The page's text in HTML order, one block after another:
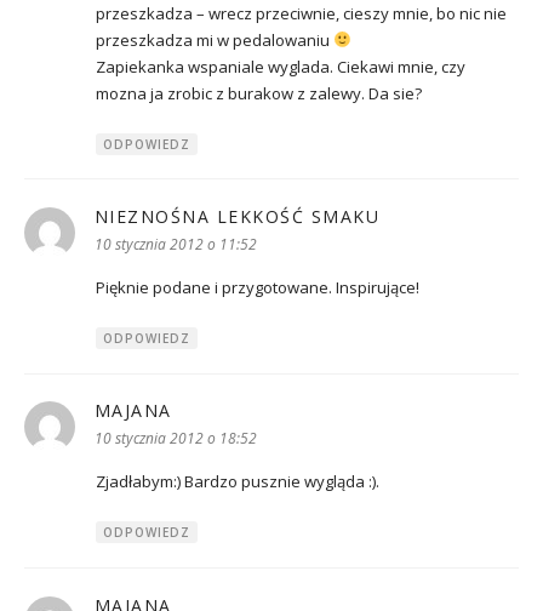
przeszkadza – wrecz przeciwnie, cieszy mnie, bo nic nie
przeszkadza mi w pedalowaniu
Zapiekanka wspaniale wyglada. Ciekawi mnie, czy
mozna ja zrobic z burakow z zalewy. Da sie?
ODPOWIEDZ
NIEZNOŚNA LEKKOŚĆ SMAKU
10 stycznia 2012 o 11:52
Pięknie podane i przygotowane. Inspirujące!
ODPOWIEDZ
MAJANA
10 stycznia 2012 o 18:52
Zjadłabym:) Bardzo pusznie wygląda :).
ODPOWIEDZ
MAJANA